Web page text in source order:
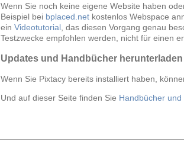
Wenn Sie noch keine eigene Website haben
Beispiel bei bplaced.net kostenlos Webspace
ein Videotutorial , das diesen Vorgang genau
Testzwecke empfohlen werden, nicht für einen
Updates und Handbücher herunterladen
Wenn Sie Pixtacy bereits installiert haben,
Und auf dieser Seite finden Sie Handbücher